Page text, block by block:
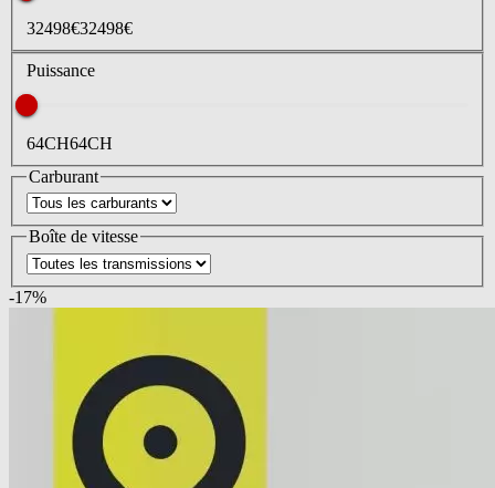
32498€32498€
Puissance
64CH64CH
Carburant
Boîte de vitesse
-17%